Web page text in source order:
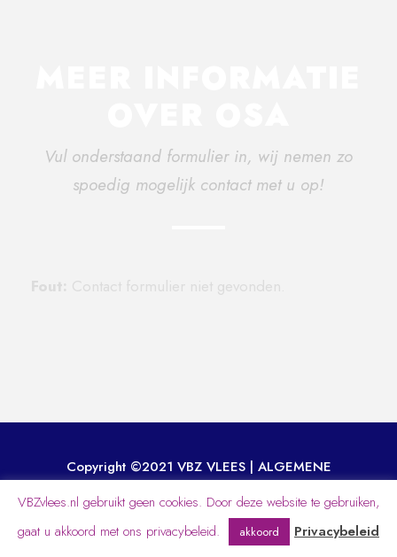
Vul onderstaand formulier in, wij nemen zo
spoedig mogelijk contact met u op!
Copyright ©2021 VBZ VLEES | ALGEMENE
WEBDEVELOPMENT BY INDESEYEN.NL
VBZvlees.nl gebruikt geen cookies. Door deze website te gebruiken,
gaat u akkoord met ons privacybeleid.
akkoord Privacybeleid